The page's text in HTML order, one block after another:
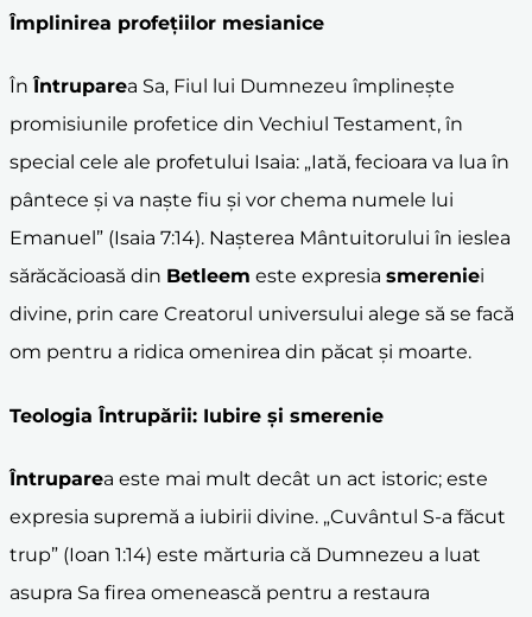
Împlinirea profețiilor mesianice
ÎnÎntruparea Sa, Fiul lui Dumnezeu împlinește
promisiunile profetice din Vechiul Testament, în
special cele ale profetului Isaia: „Iată, fecioara va lua în
pântece și va naște fiu și vor chema numele lui
Emanuel” (Isaia 7:14). Nașterea Mântuitorului în ieslea
sărăcăcioasă din Betleem este expresia smereniei
divine, prin care Creatorul universului alege să se facă
om pentru a ridica omenirea din păcat și moarte.
Teologia Întrupării: Iubire și smerenie
Întruparea este mai mult decât un act istoric; este
expresia supremă a iubirii divine. „Cuvântul S-a făcut
trup” (Ioan 1:14) este mărturia că Dumnezeu a luat
asupra Sa firea omenească pentru a restaura